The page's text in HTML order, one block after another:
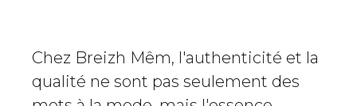
Chez Breizh Mêm, l'authenticité et la
qualité ne sont pas seulement des